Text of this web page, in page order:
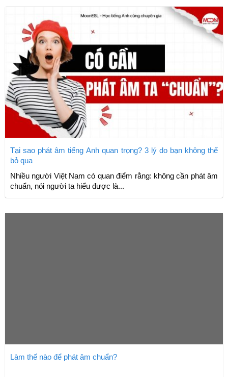
Tại sao phát âm tiếng Anh quan trọng? 3 lý do bạn không thể
bỏ qua
Nhiều người Việt Nam có quan điểm rằng: không cần phát âm
chuẩn, nói người ta hiểu được là...
Làm thế nào để phát âm chuẩn?